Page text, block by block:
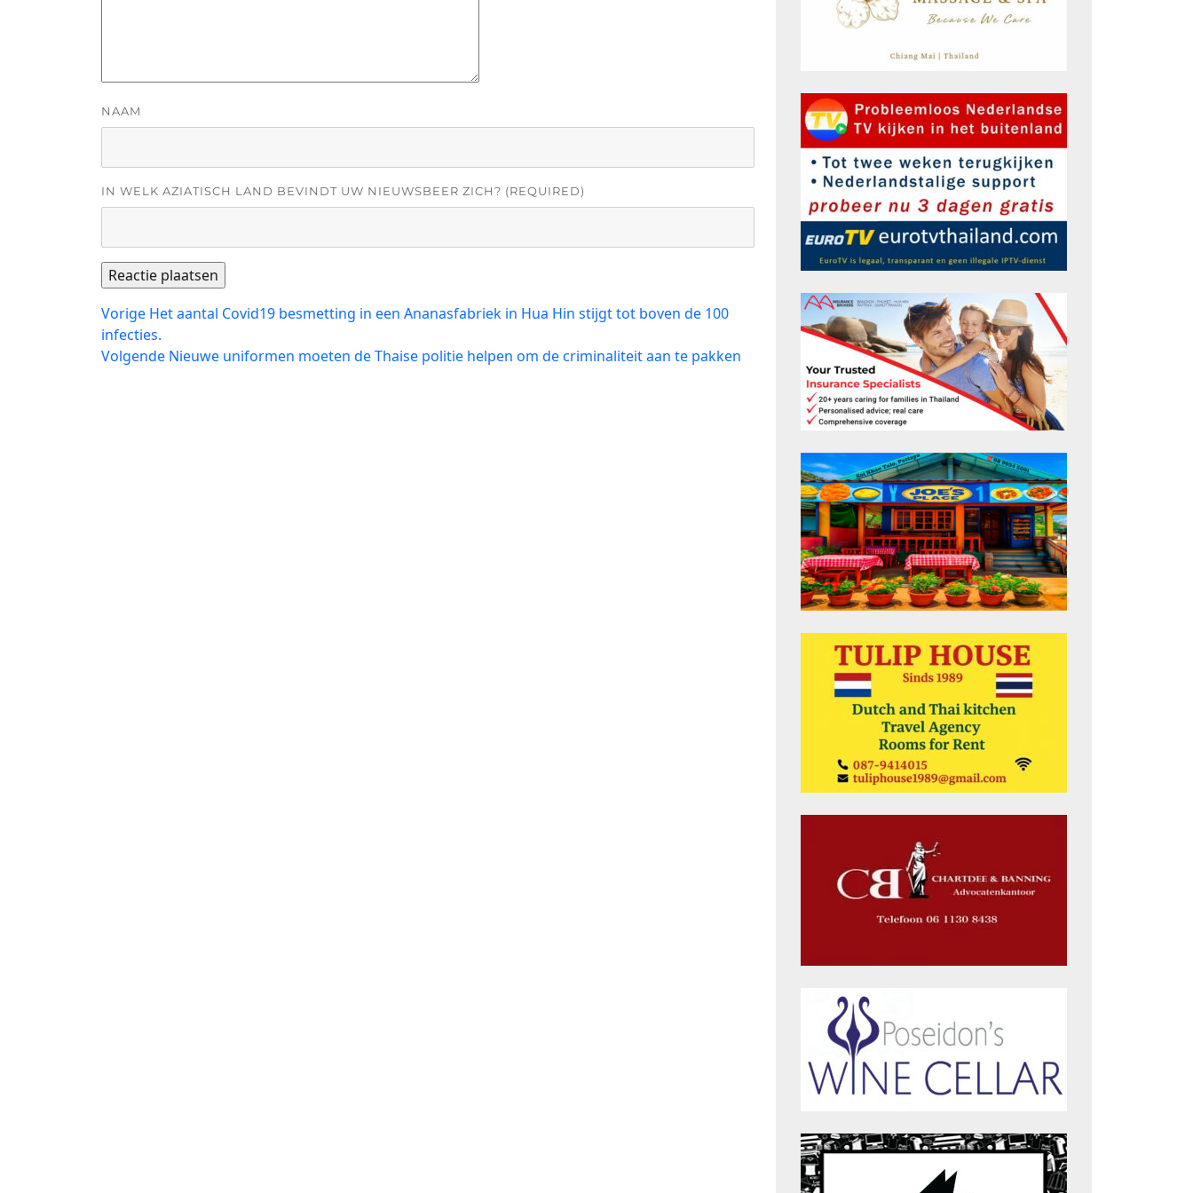
NAAM
IN WELK AZIATISCH LAND BEVINDT UW NIEUWSBEER ZICH? (REQUIRED)
Bericht
navigatie
Vorige Vorig
bericht:
Het aantal Covid19 besmetting in een Ananasfabriek in Hua Hin stijgt tot boven de 100
infecties.
Volgende Volgend
Nieuwe uniformen moeten de Thaise politie helpen om de criminaliteit aan te pakken